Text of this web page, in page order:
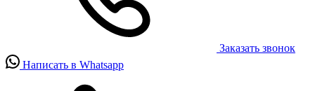
Заказать звонок
Написать в Whatsapp